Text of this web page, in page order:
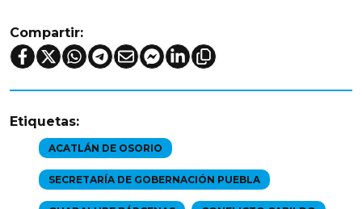
Compartir:
Etiquetas:
ACATLÁN DE OSORIO
SECRETARÍA DE GOBERNACIÓN PUEBLA